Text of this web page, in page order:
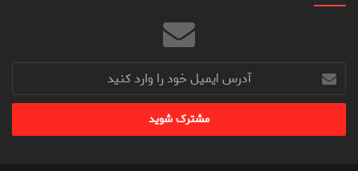
آدرس
ایمیل
خود
وارد